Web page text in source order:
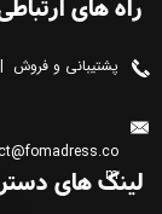
پشتیبانی و فروش |
m
لینک های